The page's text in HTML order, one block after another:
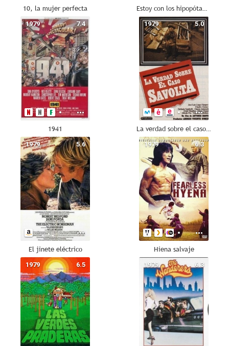
10, la mujer perfecta Estoy con los hipopótamos
7.4
1979
1941
5.0
1979
La verdad sobre el caso Savolta
5.6
1979
El jinete eléctrico
6.3
1979
Hiena salvaje
6.5
1979 6.3
1979